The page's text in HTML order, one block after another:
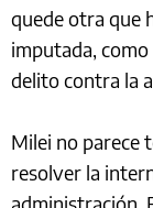
quede otra que
imputada,
delito contra la
Milei no parece
resolver la